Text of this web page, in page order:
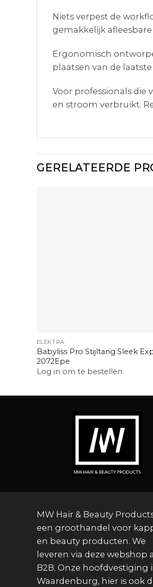
Niets verpest de
gemakkelijk afleesbare
Ergonomisch
plaatsen van de
Voor professionals die
en stroom verbruikt.
GERELATEERDE
ELEKTRA
Babyliss Pro Stijltang Sleek
2072Epe
Log in om te bestellen
MW Hair & Beauty
een groothandel voor
en beauty producten. We
leveren via deze webshop
B2B. Onze hoofdvestiging
Waardenburg, hier is ook